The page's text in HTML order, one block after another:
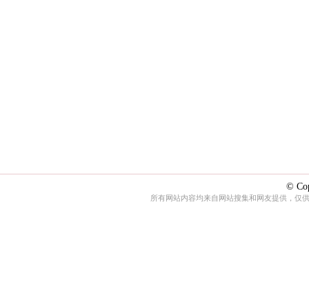
©
所有网站内容均来自网站搜集和网友提供，仅